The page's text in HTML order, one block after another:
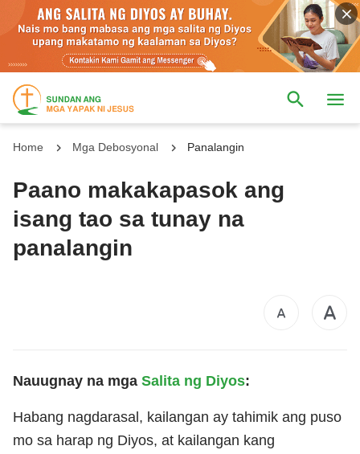
Home Mga Debosyonal Panalangin
Paano makakapasok ang
isang tao sa tunay na
panalangin
Nauugnay na mga Salita ng Diyos:
Habang nagdarasal, kailangan ay tahimik ang puso
mo sa harap ng Diyos, at kailangan kang